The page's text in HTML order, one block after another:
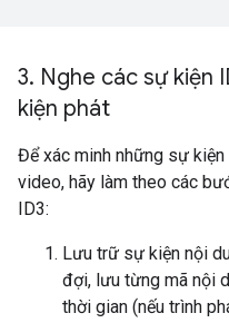
3. Nghe các sự kiện
kiện phát
Để xác minh những sự
video, hãy làm theo các
ID3:
Lưu trữ sự kiện nội
đợi, lưu từng mã nội
thời gian (nếu trình